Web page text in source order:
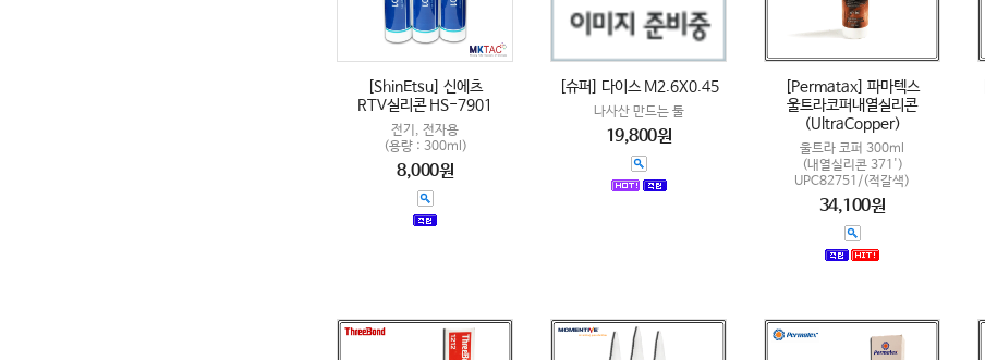
[ShinEtsu] 신에츠
RTV실리콘 HS-7901
전기, 전자용
(용량 : 300ml)
8,000원
[슈퍼] 다이스 M2.6X0.45
나사산 만드는 툴
19,800원
[Permatax] 파마텍스
울트라코퍼내열실리콘
(UltraCopper)
울트라 코퍼 300ml
(내열실리콘 371')
UPC82751/(적갈색)
34,100원